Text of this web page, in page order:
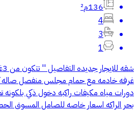
136م²
4
3
1
دورات مياه مكيفات راكبه دخول ذكي بلكونه
بحر الراكه اسعار خاصه للصامل المسوق